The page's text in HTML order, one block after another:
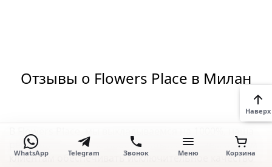
Отзывы о Flowers Place в Милан
В Flowers Place, мы выкладываемся на 1000%, наша
репутация — это не просто слова. Обещаем нашим
клиентам обеспечивать исключительное качество
WhatsApp Telegram Звонок Меню Корзина
Наверх